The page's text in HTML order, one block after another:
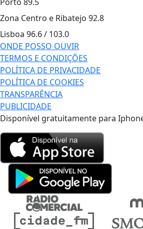
Zona Centro e Ribatejo 92.8
Lisboa 96.6 / 103.0
ONDE POSSO OUVIR
TERMOS E CONDIÇÕES
POLÍTICA DE PRIVACIDADE
POLÍTICA DE COOKIES
TRANSPARÊNCIA
PUBLICIDADE
Disponível gratuitamente para